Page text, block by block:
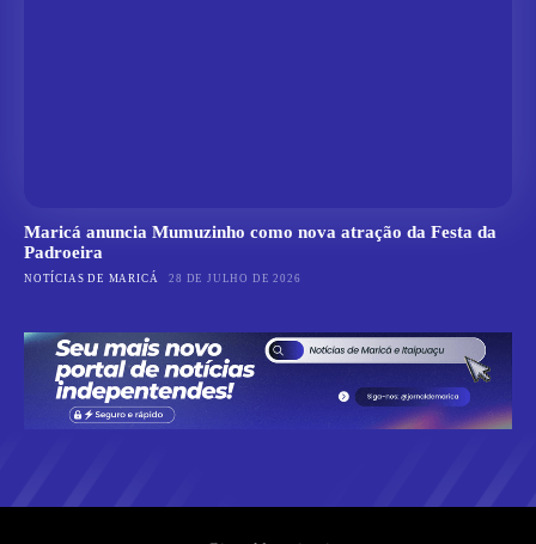
Maricá anuncia Mumuzinho como nova atração da Festa da
Padroeira
NOTÍCIAS DE MARICÁ 28 DE JULHO DE 2026